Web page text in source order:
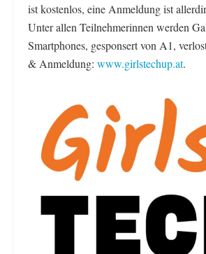
ist kostenlos, eine Anmeldung ist
Unter allen Teilnehmerinnen werden
Smartphones, gesponsert von A1,
& Anmeldung: www.girlstechup.at.